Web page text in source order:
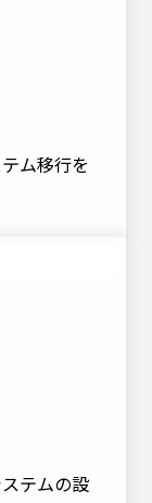
ム移行を
テムの設